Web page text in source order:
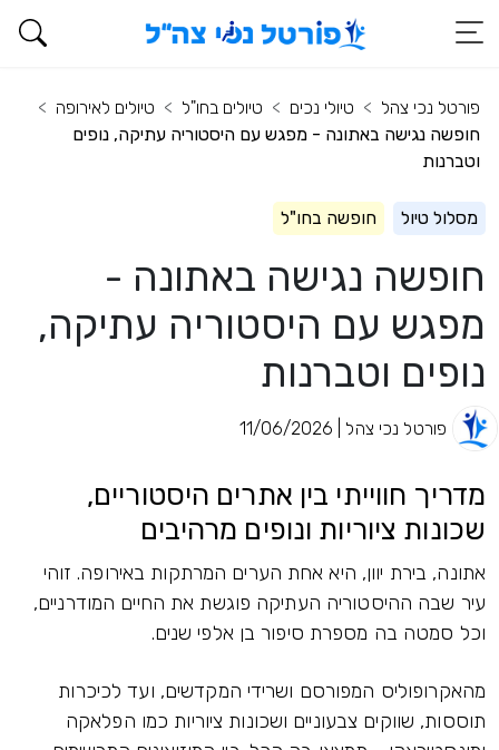
פורטל נכי צהל טיולי נכים טיולים בחו"ל
טיולים לאירופה
חופשה נגישה באתונה - מפגש עם היסטוריה עתיקה, נופים
וטברנות
מסלול טיול חופשה בחו"ל
חופשה נגישה באתונה -
מפגש עם היסטוריה עתיקה,
נופים וטברנות
פורטל נכי צהל | 11/06/2026
מדריך חווייתי בין אתרים היסטוריים,
שכונות ציוריות ונופים מרהיבים
אתונה, בירת יוון, היא אחת הערים המרתקות באירופה. זוהי
עיר שבה ההיסטוריה העתיקה פוגשת את החיים המודרניים,
וכל סמטה בה מספרת סיפור בן אלפי שנים.
מהאקרופוליס המפורסם ושרידי המקדשים, ועד לכיכרות
תוססות, שווקים צבעוניים ושכונות ציוריות כמו הפלאקה